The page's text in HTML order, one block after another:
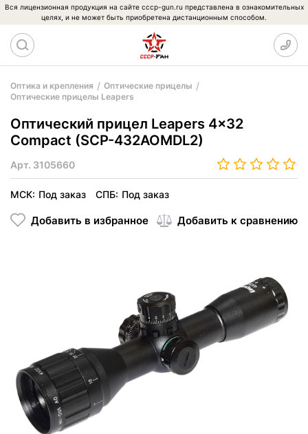
Вся лицензионная продукция на сайте cccp-gun.ru представлена в ознакомительных
целях, и не может быть приобретена дистанционным способом.
Оптика и крепления
Оптические прицелы
Оптические прицелы Leapers
Оптический прицел Leapers 4x32
Compact (SCP-432AOMDL2)
Арт. 3105660
МСК: Под заказ СПБ: Под заказ
Добавить в избранное Добавить к сравнению